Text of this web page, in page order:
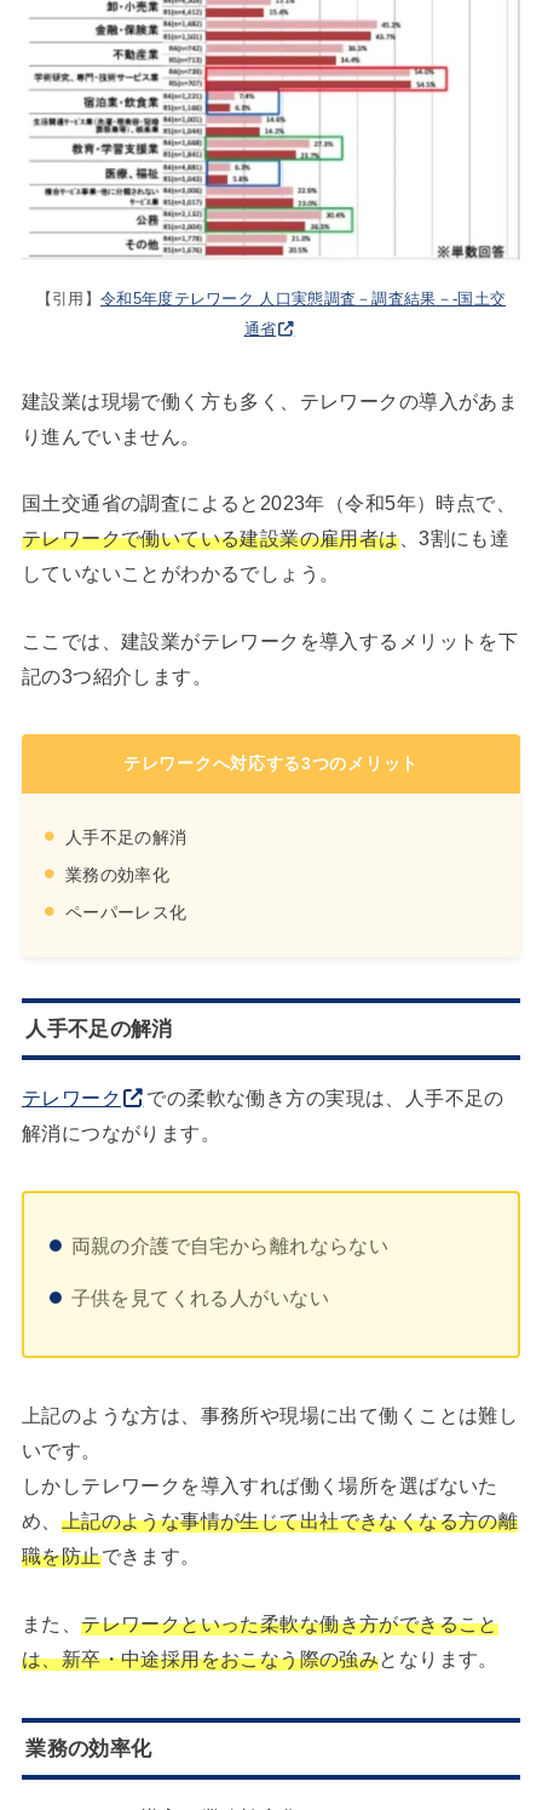
【引用】令和5年度テレワーク 人口実態調査－調査結果－-国土交
通省
建設業は現場で働く方も多く、テレワークの導入があま
り進んでいません。
国土交通省の調査によると2023年（令和5年）時点で、
テレワークで働いている建設業の雇用者は、3割にも達
していないことがわかるでしょう。
ここでは、建設業がテレワークを導入するメリットを下
記の3つ紹介します。
テレワークへ対応する3つのメリット
人手不足の解消
業務の効率化
ペーパーレス化
人手不足の解消
テレワーク
での柔軟な働き方の実現は、人手不足の
解消につながります。
両親の介護で自宅から離れならない
子供を見てくれる人がいない
上記のような方は、事務所や現場に出て働くことは難し
いです。
しかしテレワークを導入すれば働く場所を選ばないた
め、 上記のような事情が生じて出社できなくなる方の離
職を防止できます。
また、テレワークといった柔軟な働き方ができること
は、新卒・中途採用をおこなう際の強みとなります。
業務の効率化